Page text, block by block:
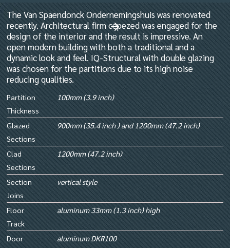
The Van Spaendonck Ondernemingshuis was renovated
recently. Architectural firm cepezed was engaged for the
design of the interior and the result is impressive. An
open modern building with both a traditional and a
dynamic look and feel. IQ-Structural with double glazing
was chosen for the partitions due to its high noise
reducing qualities.
Partition
Thickness
100mm (3.9 inch)
Glazed
Sections
900mm (35.4 inch ) and 1200mm (47.2 inch)
Clad
Sections
1200mm (47.2 inch)
Section
Joins
vertical style
Floor
Track
aluminum 33mm (1.3 inch) high
Door
aluminum DKR100